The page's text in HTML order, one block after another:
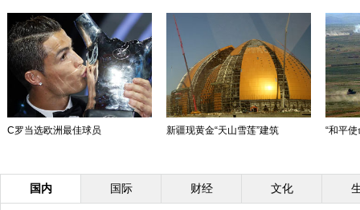
C罗当选欧洲最佳球员 新疆现黄金“天山雪莲”建筑 “和平
国内 国际 财经 文化